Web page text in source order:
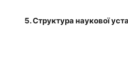
5. Структура наукової